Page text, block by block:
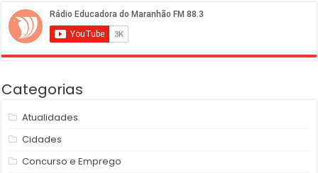
Categorias
Atualidades
Cidades
Concurso e Emprego